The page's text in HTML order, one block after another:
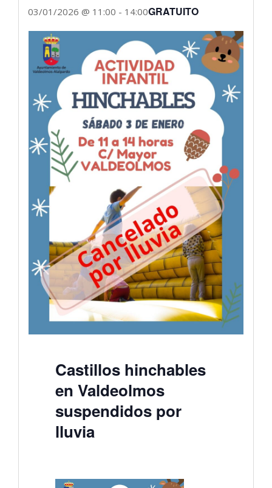
03/01/2026 @ 11:00 - 14:00GRATUITO
Castillos hinchables
en Valdeolmos
suspendidos por
lluvia